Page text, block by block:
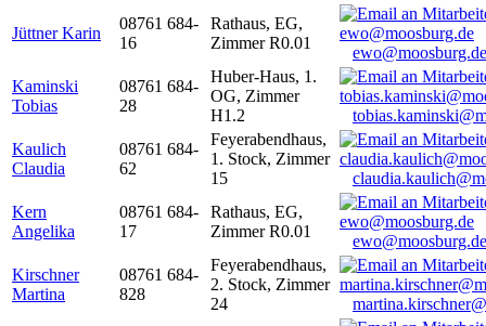
Jüttner Karin
08761 684-
16
Rathaus, EG,
Zimmer R0.01
ewo@moosburg.de
Kaminski
Tobias
08761 684-
28
Huber-Haus, 1.
OG, Zimmer
H1.2
Kaulich
Claudia
08761 684-
62
Feyerabendhaus,
1. Stock, Zimmer
15
Kern
Angelika
08761 684-
17
Rathaus, EG,
Zimmer R0.01
ewo@moosburg.de
Kirschner
Martina
08761 684-
828
Feyerabendhaus,
2. Stock, Zimmer
24